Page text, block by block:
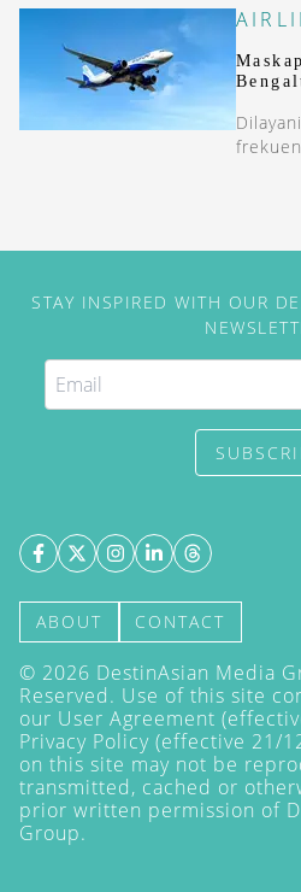
STAY INSPIRED WITH OUR
ABOUT CONTACT
© 2026 DestinAsian Media
Reserved. Use of this site
our User Agreement
Privacy Policy (effective 21/
on this site may not be
transmitted, cached or
prior written permission of
Group.